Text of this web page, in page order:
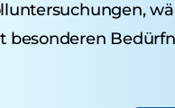
besonderen